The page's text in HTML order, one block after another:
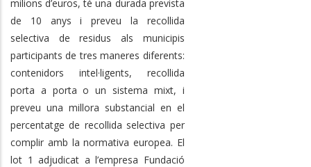
milions d’euros, té una durada prevista
de 10 anys i preveu la recollida
selectiva de residus als municipis
participants de tres maneres diferents:
contenidors intel·ligents, recollida
porta a porta o un sistema mixt, i
preveu una millora substancial en el
percentatge de recollida selectiva per
complir amb la normativa europea. El
lot 1 adjudicat a l’empresa Fundació